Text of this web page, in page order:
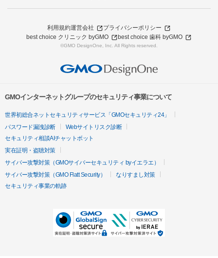
利用規約運営会社
プライバシーポリシー
best choice クリニック byGMO
best choice 歯科 byGMO
©GMO DesignOne, Inc. All Rights reserved.
GMOインターネットグループのセキュリティ事業について
世界初総合ネットセキュリティサービス「GMOセキュリティ24」
パスワード漏洩診断
Webサイトリスク診断
セキュリティ相談AIチャットボット
実在証明・盗聴対策
サイバー攻撃対策（GMOサイバーセキュリティ byイエラエ）
サイバー攻撃対策（GMO Flatt Security）
なりすまし対策
セキュリティ事業の軌跡